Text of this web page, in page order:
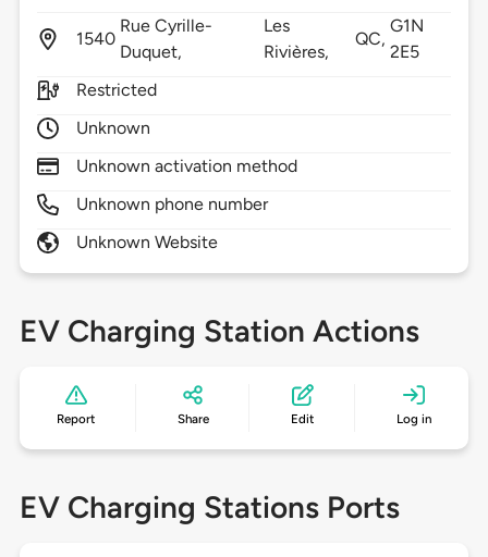
1540
Rue Cyrille-
Duquet,
Les
Rivières,
QC,
G1N
2E5
Restricted
Unknown
Unknown activation method
Unknown phone number
Unknown Website
EV Charging Station Actions
Report Share Edit Log in
EV Charging Stations Ports